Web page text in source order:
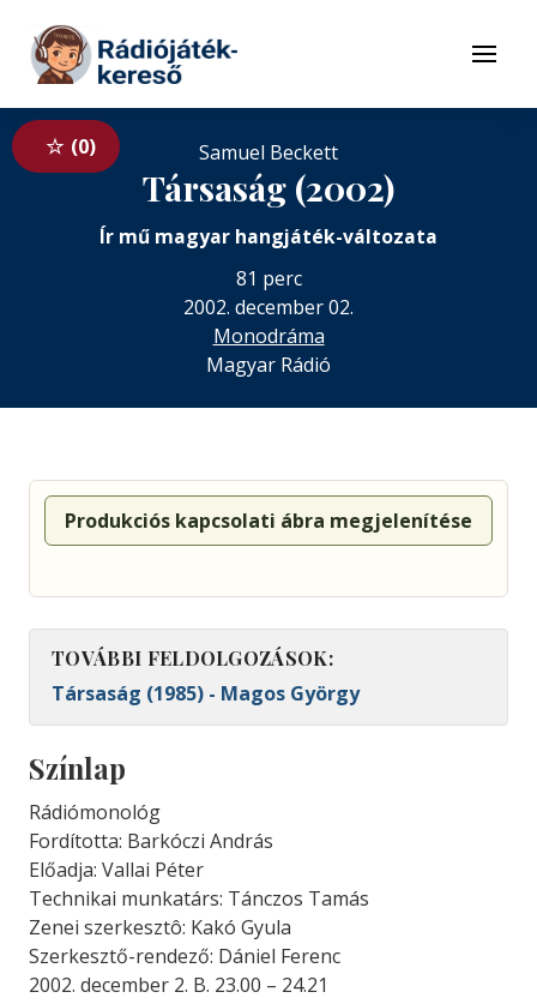
Tovább a tartalomhoz
Menü
0 Samuel Beckett
Társaság (2002)
Ír mű magyar hangjáték-változata
81 perc
2002. december 02.
Monodráma
Magyar Rádió
Produkciós kapcsolati ábra megjelenítése
TOVÁBBI FELDOLGOZÁSOK:
Társaság (1985) - Magos György
Színlap
Rádiómonológ
Fordította: Barkóczi András
Előadja: Vallai Péter
Technikai munkatárs: Tánczos Tamás
Zenei szerkesztô: Kakó Gyula
Szerkesztő-rendező: Dániel Ferenc
2002. december 2. B. 23.00 – 24.21